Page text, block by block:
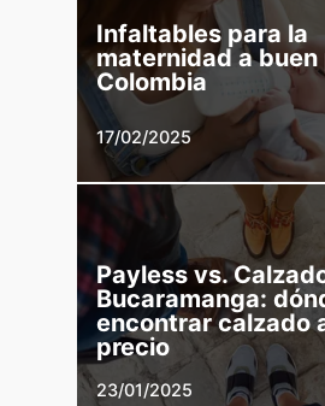
Infaltables para la
maternidad a buen
Colombia
17/02/2025
Payless vs.
Bucaramanga:
encontrar calzado
precio
23/01/2025